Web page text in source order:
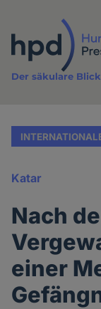
Inhalt
Der säkulare
Katar
Nach
einer